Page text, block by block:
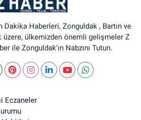
Dakika Haberleri, Zonguldak , Bartın ve
üzere, ülkemizden önemli gelişmeler Z
ile Zonguldak’ın Nabzını Tutun.
Eczaneler